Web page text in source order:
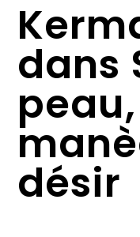
dans
désir